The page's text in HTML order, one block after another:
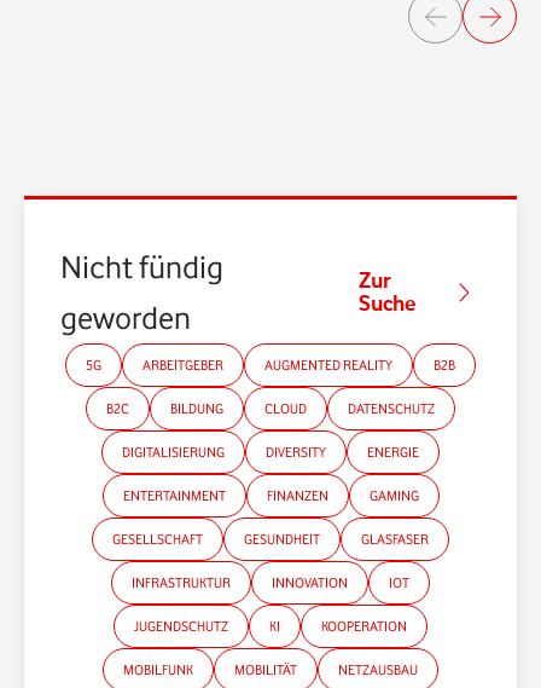
Nicht fündig
geworden?
Zur
Suche
5G ARBEITGEBER AUGMENTED REALITY B2B
B2C BILDUNG CLOUD DATENSCHUTZ
DIGITALISIERUNG DIVERSITY ENERGIE
ENTERTAINMENT FINANZEN GAMING
GESELLSCHAFT GESUNDHEIT GLASFASER
INFRASTRUKTUR INNOVATION IOT
JUGENDSCHUTZ KI KOOPERATION
MOBILFUNK MOBILITÄT NETZAUSBAU